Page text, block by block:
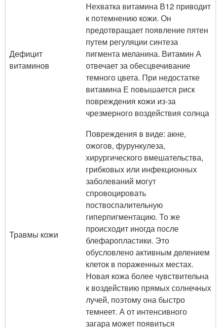
Дефицит
витаминов
Нехватка витамина В12 приводит
к потемнению кожи. Он
предотвращает появление пятен
путем регуляции синтеза
пигмента меланина. Витамин А
отвечает за обесцвечивание
темного цвета. При недостатке
витамина Е повышается риск
повреждения кожи из-за
чрезмерного воздействия солнца
Травмы кожи
Повреждения в виде: акне,
ожогов, фурункулеза,
хирургического вмешательства,
грибковых или инфекционных
заболеваний могут
спровоцировать
поствоспалительную
гиперпигментацию. То же
происходит иногда после
блефаропластики. Это
обусловлено активным делением
клеток в пораженных местах.
Новая кожа более чувствительна
к воздействию прямых солнечных
лучей, поэтому она быстро
темнеет. А от интенсивного
загара может появиться